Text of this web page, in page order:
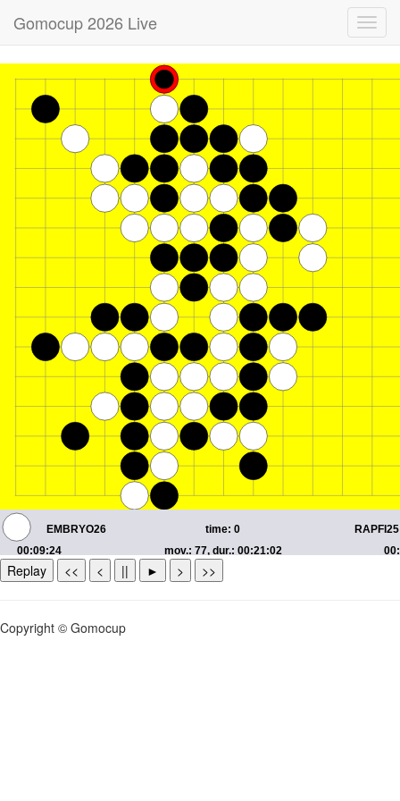
Gomocup 2026 Live
Replay << < || ► > >>
Copyright © Gomocup